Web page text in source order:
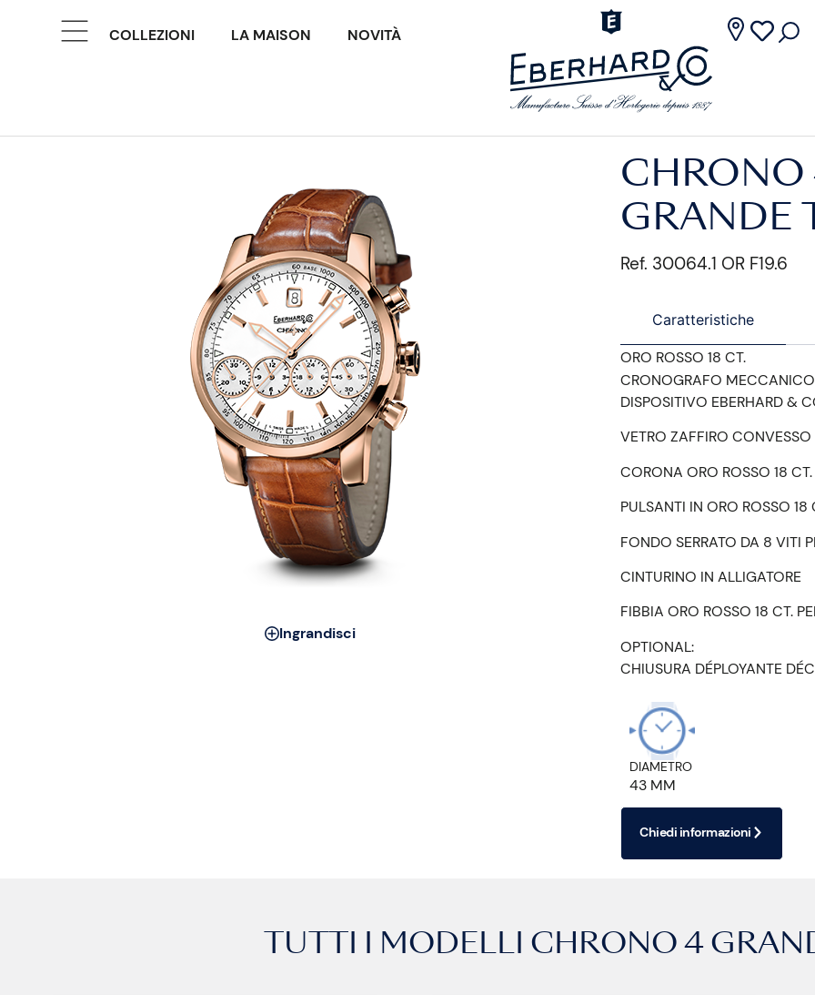
COLLEZIONI LA MAISON NOVITÀ
Ingrandisci
CHRONO
GRANDE
Ref. 30064.1 OR F19.6
Caratteristiche
ORO ROSSO 18 CT.
CRONOGRAFO
DISPOSITIVO EBERHARD &
VETRO ZAFFIRO CONVESSO
CORONA ORO ROSSO 18
PULSANTI IN ORO ROSSO 18
FONDO SERRATO DA 8 VITI
CINTURINO IN ALLIGATORE
FIBBIA ORO ROSSO 18 CT.
OPTIONAL:
CHIUSURA DÉPLOYANTE
DIAMETRO
43 MM
Chiedi informazioni
TUTTI I MODELLI CHRONO 4